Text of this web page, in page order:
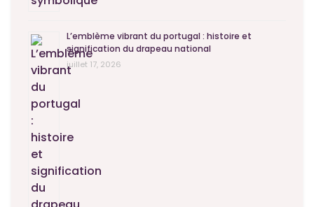
L’emblème vibrant du portugal : histoire et
signification du drapeau national
juillet 17, 2026